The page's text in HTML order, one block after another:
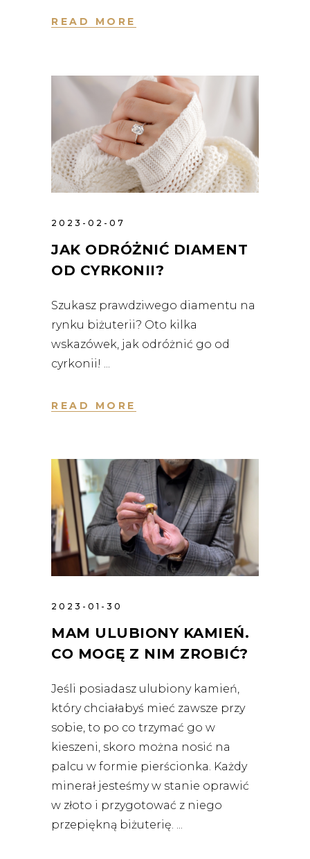
READ MORE
2023-02-07
JAK ODRÓŻNIĆ DIAMENT
OD CYRKONII?
Szukasz prawdziwego diamentu na
rynku biżuterii? Oto kilka
wskazówek, jak odróżnić go od
cyrkonii!
READ MORE
2023-01-30
MAM ULUBIONY KAMIEŃ.
CO MOGĘ Z NIM ZROBIĆ?
Jeśli posiadasz ulubiony kamień,
który chciałabyś mieć zawsze przy
sobie, to po co trzymać go w
kieszeni, skoro można nosić na
palcu w formie pierścionka. Każdy
minerał jesteśmy w stanie oprawić
w złoto i przygotować z niego
przepiękną biżuterię.